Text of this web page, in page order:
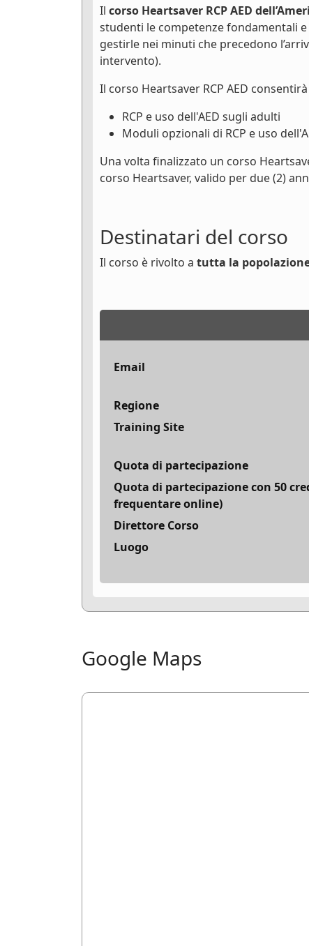
Il corso Heartsaver RCP AED
studenti le competenze fondamentali
gestirle nei minuti che precedono
intervento).
Il corso Heartsaver RCP AED
RCP e uso dell'AED sugli adulti
Moduli opzionali di RCP e uso
Una volta finalizzato un corso
corso Heartsaver, valido per due (2)
Destinatari del corso
Il corso è rivolto a tutta la
Email
Regione
Training Site
Quota di partecipazione
Quota di partecipazione con 50
frequentare online)
Direttore Corso
Luogo
Google Maps